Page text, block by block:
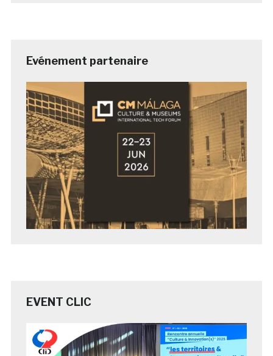
Evénement partenaire
EVENT CLIC